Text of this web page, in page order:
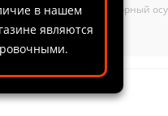
в нашем
являются
- Рефрижераторный